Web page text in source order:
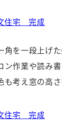
角を一段上げた
ン作業や読み
も考え窓の高さ